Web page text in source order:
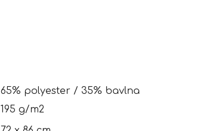
65% polyester / 35% bavlna
195 g/m2